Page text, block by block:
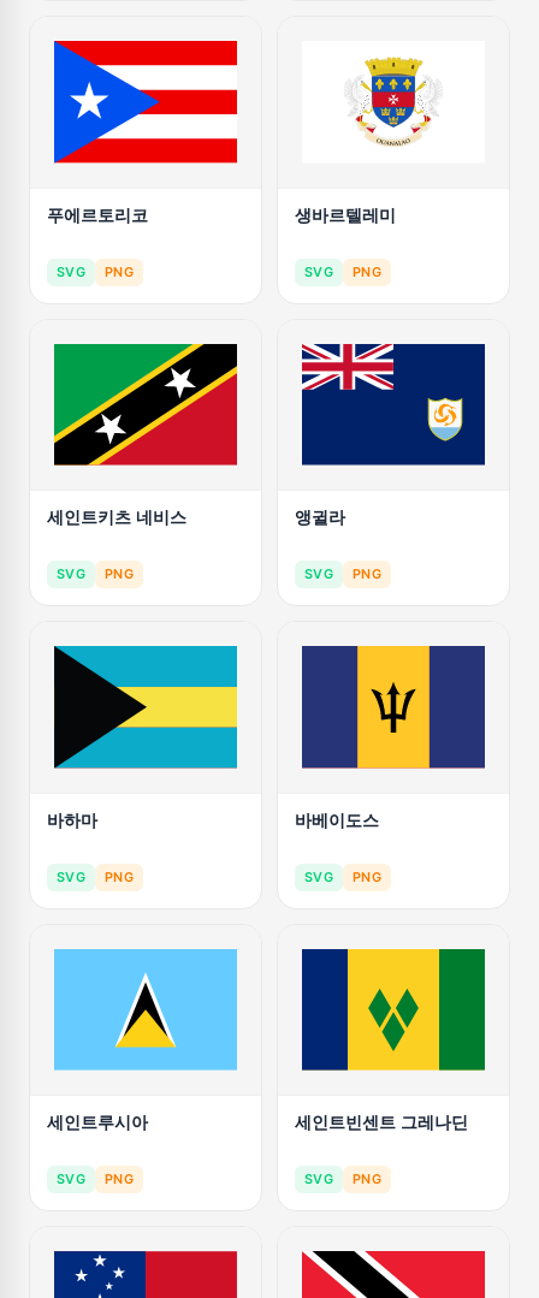
푸에르토리코
SVG PNG
생바르텔레미
SVG PNG
세인트키츠 네비스
SVG PNG
앵귈라
SVG PNG
바하마
SVG PNG
바베이도스
SVG PNG
세인트루시아
SVG PNG
세인트빈센트 그레나딘
SVG PNG